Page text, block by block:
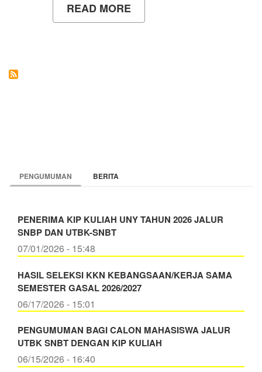
READ MORE
YUDISIUM
PENGUMUMAN BERITA
PENERIMA KIP KULIAH UNY TAHUN 2026 JALUR
SNBP DAN UTBK-SNBT
07/01/2026 - 15:48
HASIL SELEKSI KKN KEBANGSAAN/KERJA SAMA
SEMESTER GASAL 2026/2027
06/17/2026 - 15:01
PENGUMUMAN BAGI CALON MAHASISWA JALUR
UTBK SNBT DENGAN KIP KULIAH
06/15/2026 - 16:40